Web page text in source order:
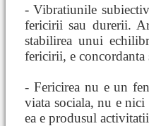
- Vibratiunile
fericirii sau durerii.
stabilirea unui
fericirii, e
- Fericirea nu e un
viata sociala, nu e
ea e produsul